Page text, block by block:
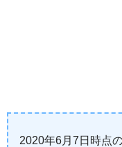
2020年6月7日時点